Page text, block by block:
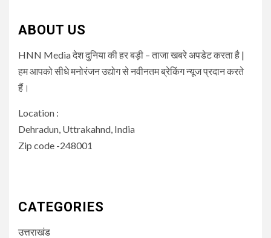
ABOUT US
HNN Media देश दुनिया की हर बड़ी – ताजा खबरे अपडेट करता है |
हम आपको सीधे मनोरंजन उद्योग से नवीनतम ब्रेकिंग न्यूज प्रदान करते
हैं।
Location :
Dehradun, Uttrakahnd, India
Zip code -248001
CATEGORIES
उत्तराखंड